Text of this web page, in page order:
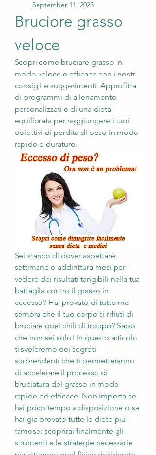
September 11, 2023
Bruciore grasso
veloce
Scopri come bruciare grasso in
modo veloce e efficace con i nostri
consigli e suggerimenti. Approfitta
di programmi di allenamento
personalizzati e di una dieta
equilibrata per raggiungere i tuoi
obiettivi di perdita di peso in modo
rapido e duraturo.
Sei stanco di dover aspettare
settimane o addirittura mesi per
vedere dei risultati tangibili nella tua
battaglia contro il grasso in
eccesso? Hai provato di tutto ma
sembra che il tuo corpo si rifiuti di
bruciare quei chili di troppo? Sappi
che non sei solo! In questo articolo
ti sveleremo dei segreti
sorprendenti che ti permetteranno
di accelerare il processo di
bruciatura del grasso in modo
rapido ed efficace. Non importa se
hai poco tempo a disposizione o se
hai già provato tutte le diete più
famose: scoprirai finalmente gli
strumenti e le strategie necessarie